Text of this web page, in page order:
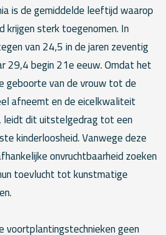
is de gemiddelde leeftijd waarop
krijgen sterk toegenomen. In
van 24,5 in de jaren zeventig
29,4 begin 21e eeuw. Omdat het
geboorte van de vrouw tot de
afneemt en de eicelkwaliteit
dit uitstelgedrag tot een
kinderloosheid. Vanwege deze
onvruchtbaarheid zoeken
toevlucht tot kunstmatige
voortplantingstechnieken geen